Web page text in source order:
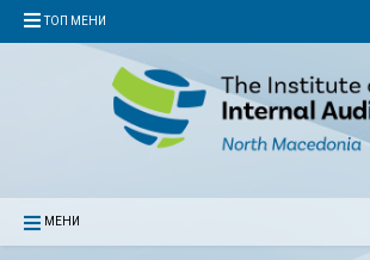
ТОП МЕНИ
МЕНИ